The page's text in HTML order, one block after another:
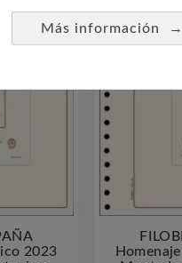
Más información →
2023